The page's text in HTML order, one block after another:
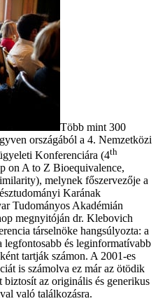
Több mint 300
országából a 4. Nemzetközi
Konferenciára (4th
on A to Z Bioequivalence,
melynek főszervezője a
Karának
Tudományos Akadémián
megnyitóján dr. Klebovich
társelnöke hangsúlyozta: a
és leginformatívabb
tartják számon. A 2001-es
is számolva ez már az ötödik
az originális és generikus
való találkozásra.